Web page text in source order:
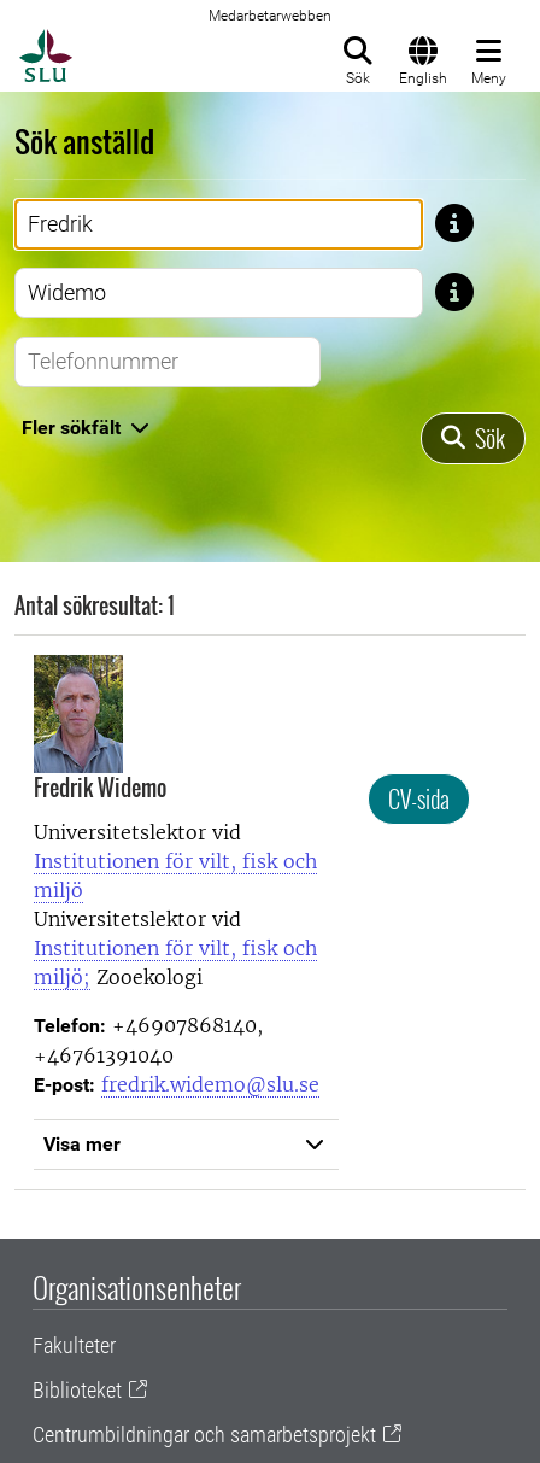
Medarbetarwebben
Sök English Meny
Sök anställd
Förnamn
Efternamn
Telefonnummer
Fler sökfält Sök
Antal sökresultat: 1
Fredrik Widemo
Universitetslektor vid
Institutionen för vilt, fisk och
miljö
Universitetslektor vid
Institutionen för vilt, fisk och
miljö; Zooekologi
Telefon: +46907868140,
+46761391040
E-post: fredrik.widemo@slu.se
Visa mer
CV-sida
Organisationsenheter
Fakulteter
Biblioteket
Centrumbildningar och samarbetsprojekt